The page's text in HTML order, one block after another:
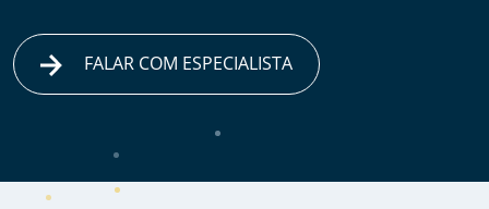
FALAR COM ESPECIALISTA